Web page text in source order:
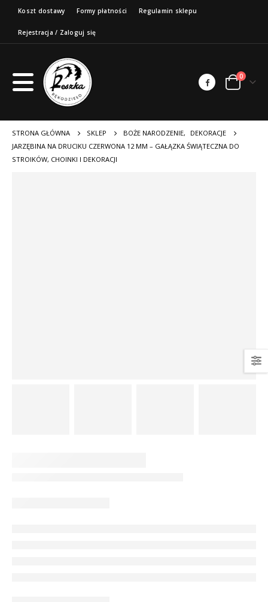
Koszt dostawy Formy płatności Regulamin sklepu
Rejestracja / Zaloguj się
0
STRONA GŁÓWNA SKLEP BOŻE NARODZENIE,
DEKORACJE
JARZĘBINA NA DRUCIKU CZERWONA 12 MM – GAŁĄZKA ŚWIĄTECZNA DO
STROIKÓW, CHOINKI I DEKORACJI